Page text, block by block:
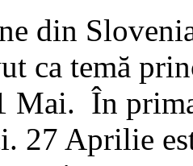
din
ca temă
Mai. În
27 Aprilie